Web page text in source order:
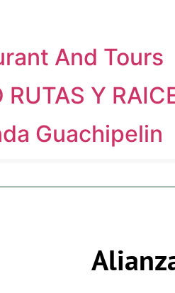
And Tours
Y
Guachipelin